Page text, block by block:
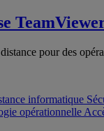
pour des
informatique
opérationnelle